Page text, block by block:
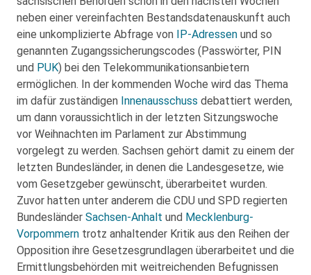
neben einer vereinfachten Bestandsdatenauskunft auch
eine unkomplizierte Abfrage von
IP-Adressen und so
genannten Zugangssicherungscodes (Passwörter, PIN
und PUK) bei den Telekommunikationsanbietern
ermöglichen. In der kommenden Woche wird das Thema
im dafür zuständigen Innenausschuss debattiert werden,
um dann voraussichtlich in der letzten Sitzungswoche
vor Weihnachten im Parlament zur Abstimmung
vorgelegt zu werden. Sachsen gehört damit zu einem der
letzten Bundesländer, in denen die Landesgesetze, wie
vom Gesetzgeber gewünscht, überarbeitet wurden.
Zuvor hatten unter anderem die CDU und SPD regierten
Bundesländer Sachsen-Anhalt und Mecklenburg-
Vorpommern trotz anhaltender Kritik aus den Reihen der
Opposition ihre Gesetzesgrundlagen überarbeitet und die
Ermittlungsbehörden mit weitreichenden Befugnissen